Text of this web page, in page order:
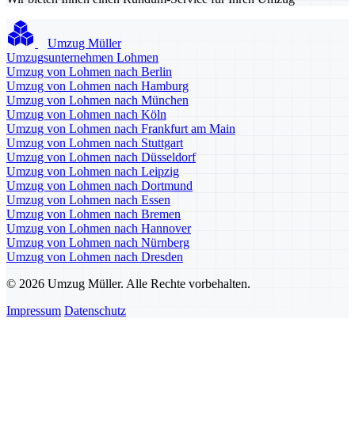
Umzug Müller
Umzugsunternehmen Lohmen
Umzug von Lohmen nach Berlin
Umzug von Lohmen nach Hamburg
Umzug von Lohmen nach München
Umzug von Lohmen nach Köln
Umzug von Lohmen nach Frankfurt am Main
Umzug von Lohmen nach Stuttgart
Umzug von Lohmen nach Düsseldorf
Umzug von Lohmen nach Leipzig
Umzug von Lohmen nach Dortmund
Umzug von Lohmen nach Essen
Umzug von Lohmen nach Bremen
Umzug von Lohmen nach Hannover
Umzug von Lohmen nach Nürnberg
Umzug von Lohmen nach Dresden
© 2026 Umzug Müller. Alle Rechte vorbehalten.
Impressum Datenschutz